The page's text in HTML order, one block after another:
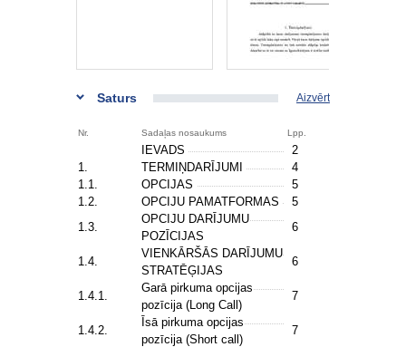
Saturs Aizvērt
Nr. Sadaļas nosaukums Lpp.
IEVADS
2
1.
TERMIŅDARĪJUMI
4
1.1.
OPCIJAS
5
1.2.
OPCIJU PAMATFORMAS
5
1.3.
OPCIJU DARĪJUMU
POZĪCIJAS
6
1.4.
VIENKĀRŠĀS DARĪJUMU
STRATĒĢIJAS
6
1.4.1.
Garā pirkuma opcijas
pozīcija (Long Call)
7
1.4.2.
Īsā pirkuma opcijas
pozīcija (Short call)
7